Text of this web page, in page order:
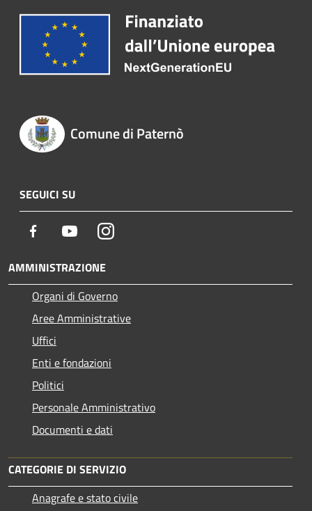
Comune di Paternò
SEGUICI SU
Facebook YoutubeInstagram
AMMINISTRAZIONE
Organi di Governo
Aree Amministrative
Uffici
Enti e fondazioni
Politici
Personale Amministrativo
Documenti e dati
CATEGORIE DI SERVIZIO
Anagrafe e stato civile